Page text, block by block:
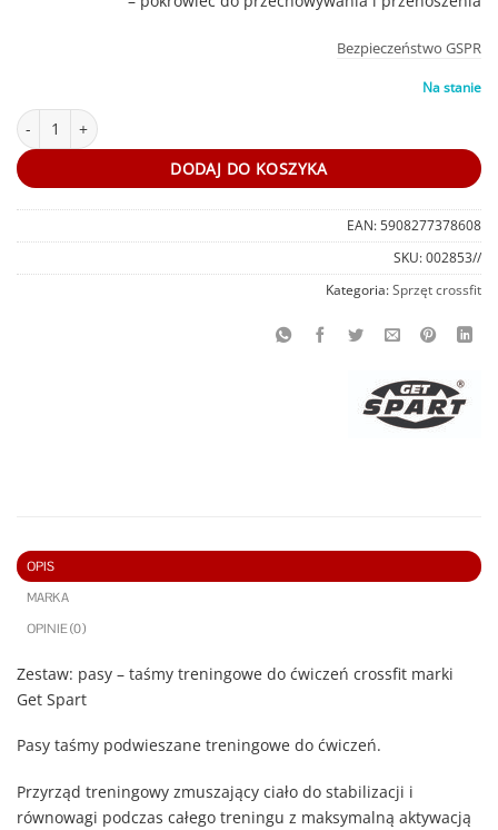
Bezpieczeństwo GSPR
Na stanie
ilość Pasy treningowe Crossfit Get Spart
DODAJ DO KOSZYKA
EAN: 5908277378608
SKU: 002853//
Kategoria: Sprzęt crossfit
OPIS
MARKA
OPINIE (0)
Zestaw: pasy – taśmy treningowe do ćwiczeń crossfit marki
Get Spart
Pasy taśmy podwieszane treningowe do ćwiczeń.
Przyrząd treningowy zmuszający ciało do stabilizacji i
równowagi podczas całego treningu z maksymalną aktywacją